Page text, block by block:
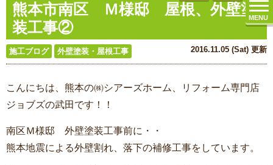
MENU
熊本市南区 Ｍ様邸 屋根、外壁塗
装工事②
施工ブログ 外壁塗装・屋根工事 2016.11.05 (Sat) 更新
こんにちは、熊本の㈱シアーズホーム、リフォーム専門店
ジョブズの武田です！！
南区Ｍ様邸 外壁塗装工事前に・・
熊本地震による外壁割れ、落下の補修工事をしています。